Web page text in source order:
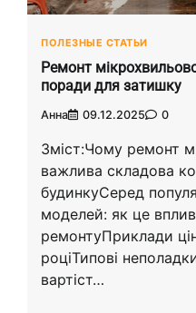
ПОЛЕЗНЫЕ СТАТЬИ
Ремонт
поради для затишку
Анна 09.12.2025 0
Зміст:Чому ремонт
важлива складова
будинкуСеред
моделей: як це
ремонтуПриклади
роціТипові
вартіст…